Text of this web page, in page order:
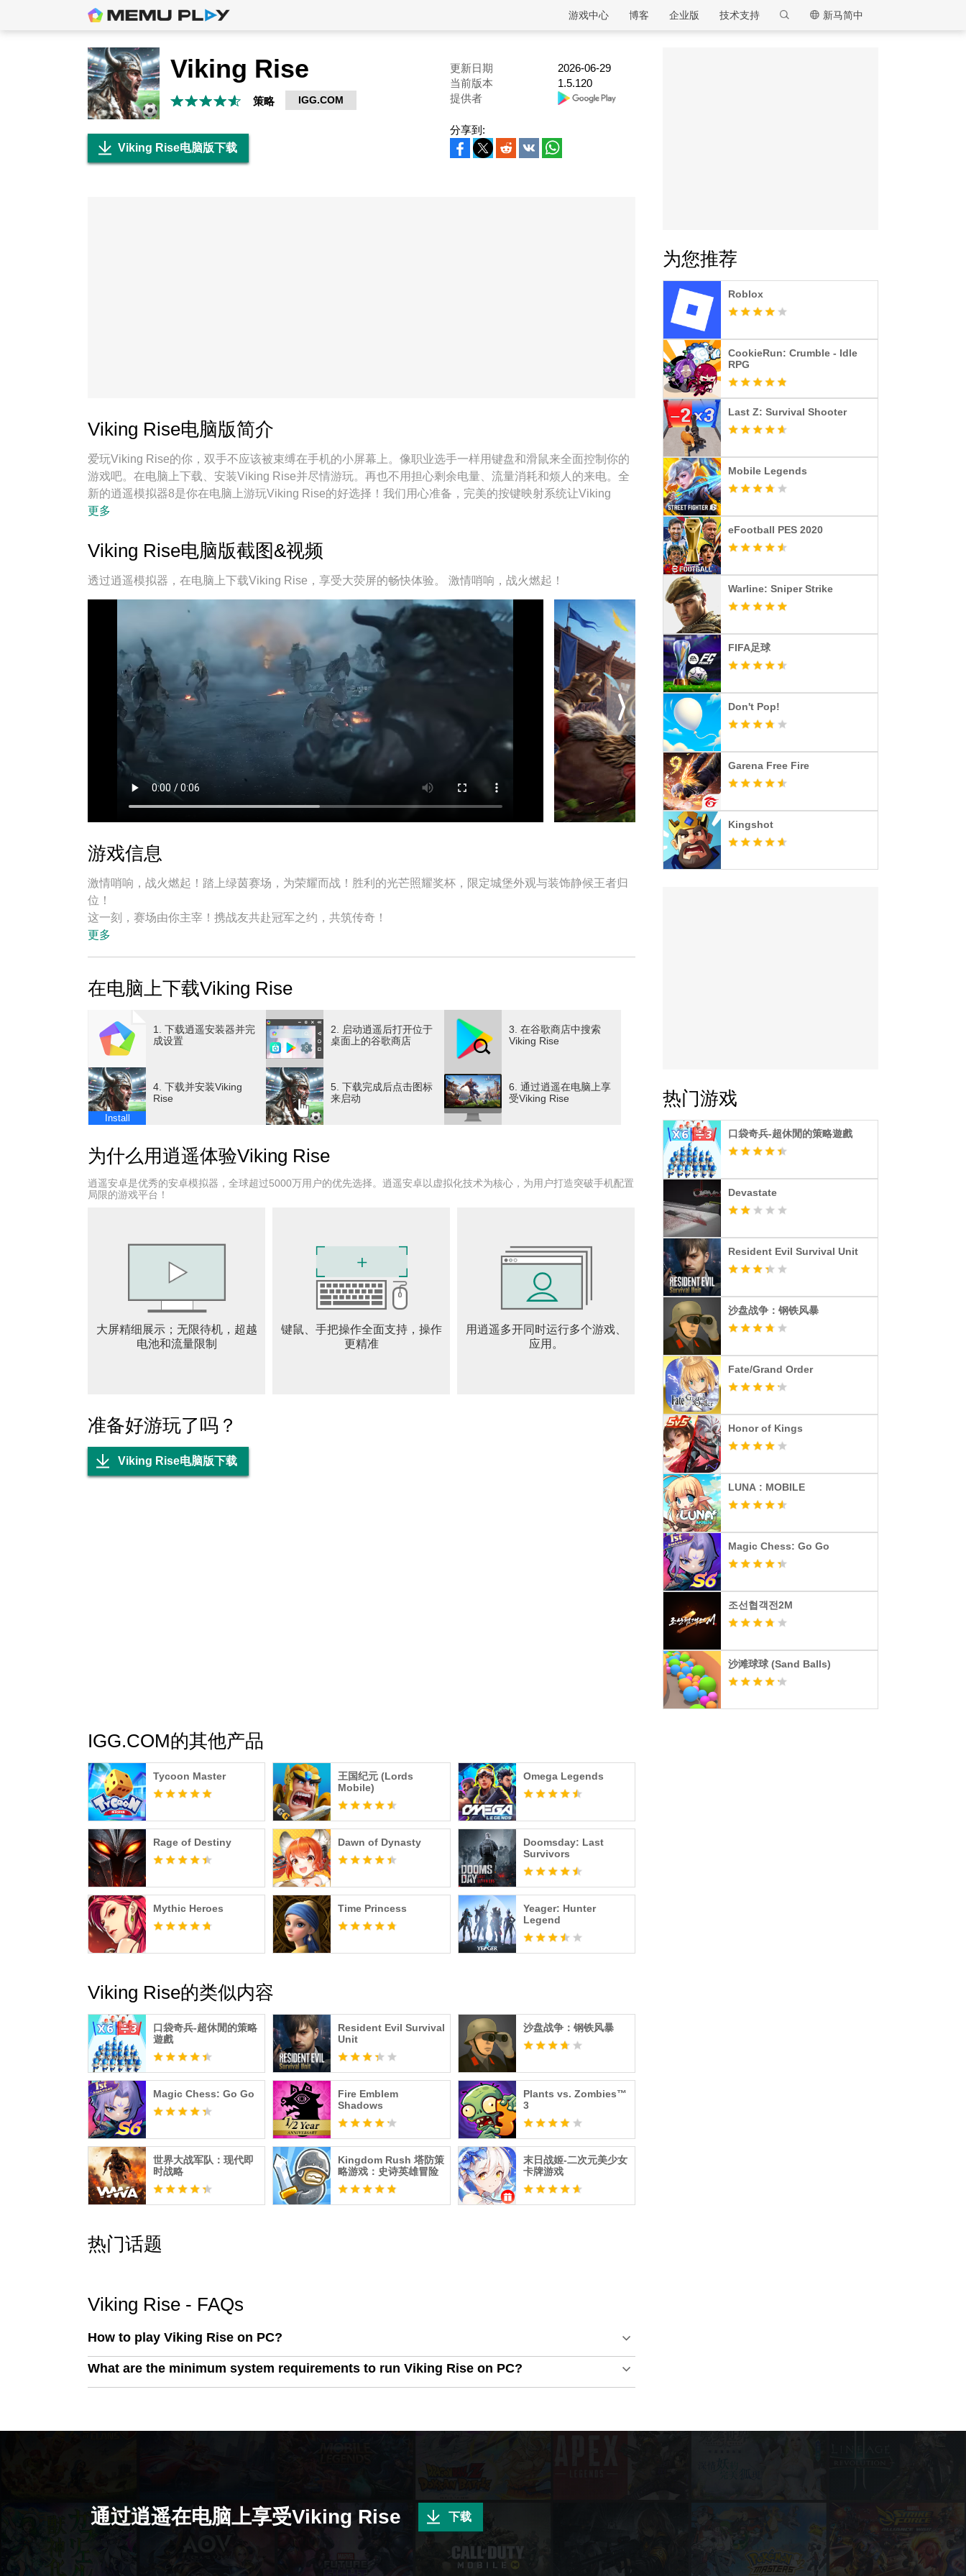
逍遥模拟器
新马简中
技术支持
企业版
博客
游戏中心
Viking Rise
策略 IGG.COM
更新日期
2026-06-29
当前版本
1.5.120
提供者
Viking Rise电脑版下载
分享到:
Viking Rise电脑版简介
爱玩Viking Rise的你，双手不应该被束缚在手机的小屏幕上。像职业选手一样用键盘和滑鼠来全面控制你的
游戏吧。在电脑上下载、安装Viking Rise并尽情游玩。再也不用担心剩余电量、流量消耗和烦人的来电。全
新的逍遥模拟器8是你在电脑上游玩Viking Rise的好选择！我们用心准备，完美的按键映射系统让Viking
Rise宛如电脑游戏；
更多
Viking Rise电脑版截图&视频
透过逍遥模拟器，在电脑上下载Viking Rise，享受大荧屏的畅快体验。 激情哨响，战火燃起！
游戏信息
激情哨响，战火燃起！踏上绿茵赛场，为荣耀而战！胜利的光芒照耀奖杯，限定城堡外观与装饰静候王者归
位！
这一刻，赛场由你主宰！携战友共赴冠军之约，共筑传奇！
在这个全球玩家竞争的策略游戏中，你将遭遇什么样的敌人？收获什么样的友情？
英灵殿的呼唤
[Viking Rise]是一款多人在线、自由建设、实时战争策略游戏。您将扮演率领部族前往新大陆的维京首领，在
充满未知、危险和机遇的新大陆上，探索、掠夺、发展、猎杀、征战，带领你的维京部族在这片混乱的大地
上崛起，获取巨大的财富、名声和权利！与其他玩家组成强大的联盟，互相协助，遏制竞争者的野心和侵
袭，率领你麾下的维京勇士，击败争霸新世界之路上的所有敌人！
次世代大作，纯粹视听享受
次世代高品质美术展现真实而浩瀚的北欧大陆，波澜壮阔的无尽海洋，山脉耸立的辽阔陆地，清澈的湖泊，
世界战场，全球玩家同场竞技
全球同步，面对各个国家精英玩家的竞争，你需要与盟友一起并肩作战，靠策略掠夺惊人的财富，在海洋与
陆地进行探索、征服、扩张和发展，通过战略、内政、外交与激动人心的战争，建立横跨海洋与陆地的维京
自由建设，DIY你的领地
筑，让你的领地独一无二，与众不同。
航行与水战，维京人纵横四海
修建龙头船，率领维京勇士在水域航行和战斗，利用四通八达的海洋与河流迂回作战，对敌人进行突袭，掠
备，探索和征服神秘的遗迹与洞穴，获取沉埋的宝藏与秘宝，用实力驯服高傲的巨龙，获取战场上的强大助
力，让大陆传颂你的威名。
更多
在电脑上下载Viking Rise
1. 下载逍遥安装器并完
成设置
2. 启动逍遥后打开位于
桌面上的谷歌商店
3. 在谷歌商店中搜索
Viking Rise
Install
4. 下载并安装Viking
Rise
5. 下载完成后点击图标
来启动
6. 通过逍遥在电脑上享
受Viking Rise
为什么用逍遥体验Viking Rise
逍遥安卓是优秀的安卓模拟器，全球超过5000万用户的优先选择。逍遥安卓以虚拟化技术为核心，为用户打造突破手机配置
局限的游戏平台！
大屏精细展示；无限待机，超越
电池和流量限制
键鼠、手把操作全面支持，操作
更精准
用逍遥多开同时运行多个游戏、
应用。
准备好游玩了吗？
Viking Rise电脑版下载
IGG.COM的其他产品
Tycoon Master
王国纪元 (Lords
Mobile)
Omega Legends
Rage of Destiny Dawn of Dynasty
Doomsday: Last
Survivors
Mythic Heroes Time Princess
Yeager: Hunter
Legend
Viking Rise的类似内容
口袋奇兵-超休閒的策略
遊戲
Resident Evil Survival
Unit
沙盘战争：钢铁风暴
Magic Chess: Go Go
Fire Emblem
Shadows
Plants vs. Zombies™
3
世界大战军队：现代即
时战略
Kingdom Rush 塔防策
略游戏：史诗英雄冒险
末日战姬-二次元美少女
卡牌游戏
热门话题
Viking Rise - FAQs
How to play Viking Rise on PC?
What are the minimum system requirements to run Viking Rise on PC?
为您推荐
Roblox
CookieRun: Crumble - Idle
RPG
Last Z: Survival Shooter
Mobile Legends
eFootball PES 2020
Warline: Sniper Strike
FIFA足球
Don't Pop!
Garena Free Fire
Kingshot
热门游戏
口袋奇兵-超休閒的策略遊戲
Devastate
Resident Evil Survival Unit
沙盘战争：钢铁风暴
Fate/Grand Order
Honor of Kings
LUNA : MOBILE
Magic Chess: Go Go
조선협객전2M
沙滩球球 (Sand Balls)
通过逍遥在电脑上享受Viking Rise 下载